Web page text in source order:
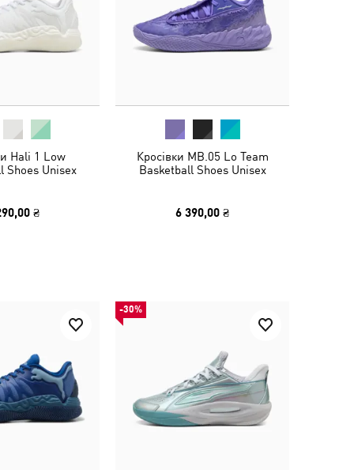
Hali 1 Low
Shoes Unisex
₴
Кросівки MB.05 Lo Team
Basketball Shoes Unisex
6 390,00 ₴
-30%